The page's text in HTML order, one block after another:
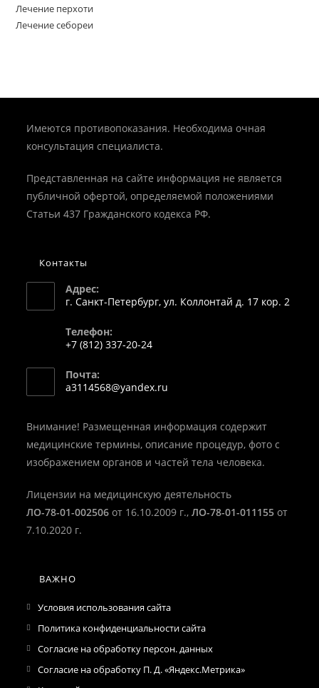
Лечение перхоти
Лечение себореи
Имеются противопоказания. Необходима очная
консультация специалиста.
Представленная на сайте информация не является
публичной офертой, определяемой положениями
Статьи 437 Гражданского кодекса РФ.
Контакты
Адрес:
г. Санкт-Петербург, ул. Коллонтай д. 17 кор. 2
Телефон:
+7 (812) 337-20-24
в
вашем
Почта:
a3114568@yandex.ru
приложении
Внимание! Размещенная информация содержит
медицинские термины, описание процедур, фото с
изображением органов и частей тела человека.
Лицензии на медицинскую деятельность
ЛО-78-01-002506 от 16.10.2009 г.,ЛО-78-01-011155 от
7.10.2020 г.
ВАЖНО
Условия использования сайта
Политика конфиденциальности сайта
Согласие на обработку персон. данных
Согласие на обработку П. Д. «Яндекс.Метрика»